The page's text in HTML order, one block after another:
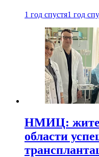
1 год спустя1 год
НМИЦ:
области